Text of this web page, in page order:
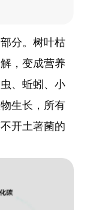
分。树叶枯
，变成营养
、蚯蚓、小
生长，所有
开土著菌的